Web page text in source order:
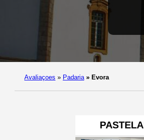
Avaliaçoes » Padaria » Evora